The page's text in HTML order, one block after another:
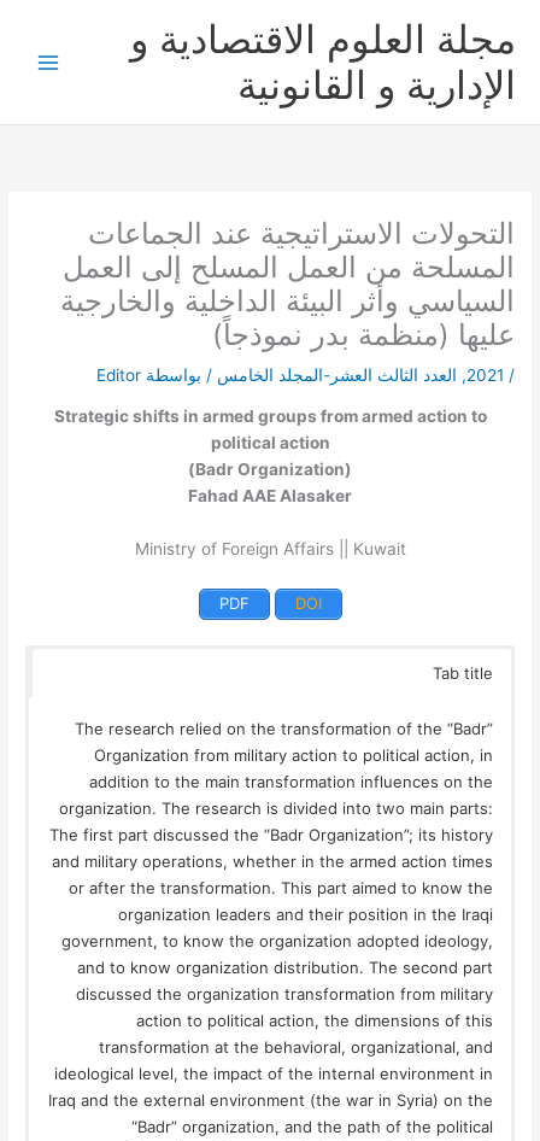
المحتوى
مجلة العلوم الاقتصادية و
الإدارية و القانونية
التحولات الاستراتيجية عند الجماعات
المسلحة من العمل المسلح إلى العمل
السياسي وأثر البيئة الداخلية والخارجية
عليها (منظمة بدر نموذجاً)
/
2021
, العدد الثالث العشر-المجلد الخامس / بواسطة Editor
Strategic shifts in armed groups from armed action to
political action
(Badr Organization)
Fahad AAE Alasaker
Ministry of Foreign Affairs || Kuwait
DOI
PDF
Tab title
The research relied on the transformation of the “Badr”
Organization from military action to political action, in
addition to the main transformation influences on the
organization. The research is divided into two main parts:
The first part discussed the “Badr Organization”; its history
and military operations, whether in the armed action times
or after the transformation. This part aimed to know the
organization leaders and their position in the Iraqi
government, to know the organization adopted ideology,
and to know organization distribution. The second part
discussed the organization transformation from military
action to political action, the dimensions of this
transformation at the behavioral, organizational, and
ideological level, the impact of the internal environment in
Iraq and the external environment (the war in Syria) on the
“Badr” organization, and the path of the political